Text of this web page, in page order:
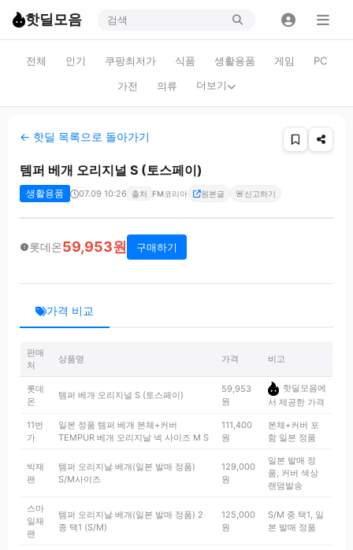
핫딜모음
전체 인기 쿠팡최저가 식품 생활용품 게임
PC
가전
의류 더보기
← 핫딜 목록으로 돌아가기
템퍼 베개 오리지널 S (토스페이)
생활용품 07.09 10:26 출처 FM코리아 원본글 🚨신고하기
롯데온59,953원 구매하기
가격 비교
판매
처
상품명 가격 비고
롯데
온
템퍼 베개 오리지널 S (토스페이)
59,953
원
핫딜모음에
서 제공한 가격
11번
가
일본 정품 템퍼 베개 본체+커버
TEMPUR 베개 오리지날 넥 사이즈 M S
111,400
원
본체+커버 포
함 일본 정품
빅재
팬
템퍼 오리지날 베개(일본 발매 정품)
S/M사이즈
129,000
원
일본 발매 정
품, 커버 색상
랜덤발송
스마
일재
팬
템퍼 오리지날 베개(일본 발매 정품) 2
종 택1 (S/M)
125,000
원
S/M 중 택1, 일
본 발매 정품